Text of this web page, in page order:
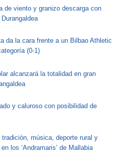
de viento y granizo descarga con
da la cara frente a un Bilbao Athletic
(0-1)
alcanzará la totalidad en gran
y caluroso con posibilidad de
música, deporte rural y
los ‘Andramaris’ de Mallabia